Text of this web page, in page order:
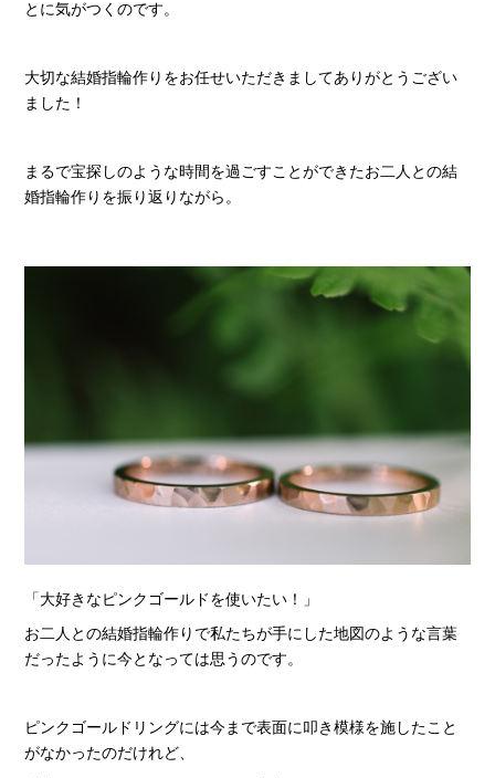
とに気がつくのです。
大切な結婚指輪作りをお任せいただきましてありがとうござい
ました！
まるで宝探しのような時間を過ごすことができたお二人との結
婚指輪作りを振り返りながら。
「大好きなピンクゴールドを使いたい！」
お二人との結婚指輪作りで私たちが手にした地図のような言葉
だったように今となっては思うのです。
ピンクゴールドリングには今まで表面に叩き模様を施したこと
がなかったのだけれど、